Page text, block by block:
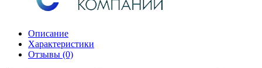
Описание
Характеристики
Отзывы (0)